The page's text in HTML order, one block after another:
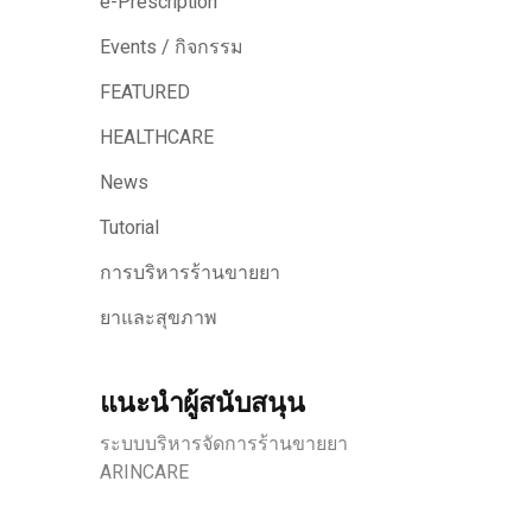
Events / กิจกรรม
FEATURED
HEALTHCARE
News
Tutorial
การบริหารร้านขายยา
ยาและสุขภาพ
แนะนำผู้สนับสนุน
ระบบบริหารจัดการร้านขายยา
ARINCARE